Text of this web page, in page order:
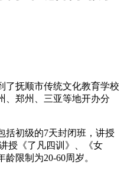
抚顺市传统文化教育学校
、郑州、三亚等地开办分
初级的7天封闭班，讲授
授《了凡四训》、《女
限制为20-60周岁。